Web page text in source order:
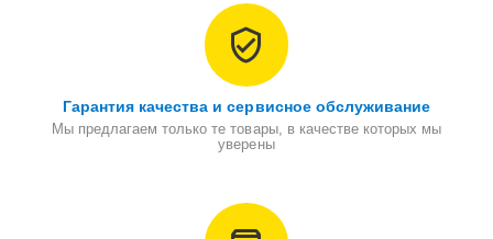
Гарантия качества и сервисное обслуживание
Мы предлагаем только те товары, в качестве которых мы
уверены